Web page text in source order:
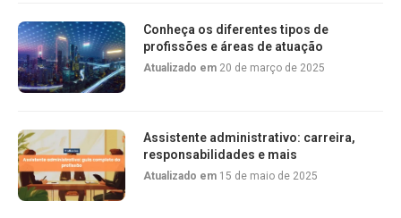
Conheça os diferentes tipos de
profissões e áreas de atuação
Atualizado em 20 de março de 2025
Assistente administrativo: carreira,
responsabilidades e mais
Atualizado em 15 de maio de 2025